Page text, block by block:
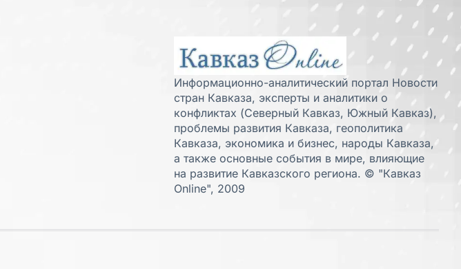
Информационно-аналитический портал Новости
стран Кавказа, эксперты и аналитики о
конфликтах (Северный Кавказ, Южный Кавказ),
проблемы развития Кавказа, геополитика
Кавказа, экономика и бизнес, народы Кавказа,
а также основные события в мире, влияющие
на развитие Кавказского региона. © "Кавказ
Online", 2009